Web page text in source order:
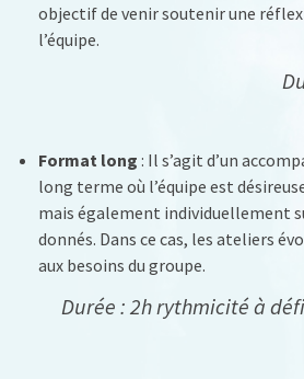
objectif de venir soutenir une
l’équipe.
Format long : Il s’agit d’un
long terme où l’équipe est
mais également individuellement
donnés. Dans ce cas, les ateliers
aux besoins du groupe.
Durée : 2h rythmicité à